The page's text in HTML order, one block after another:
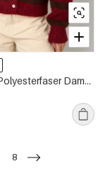
Gestrickte Polyesterfaser Damen-Cardigan Casual Streifen
8